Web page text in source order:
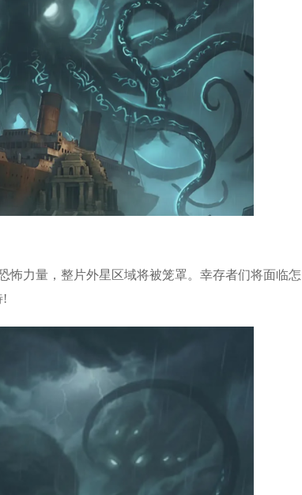
力量，整片外星区域将被笼罩。幸存者们将面临怎
!